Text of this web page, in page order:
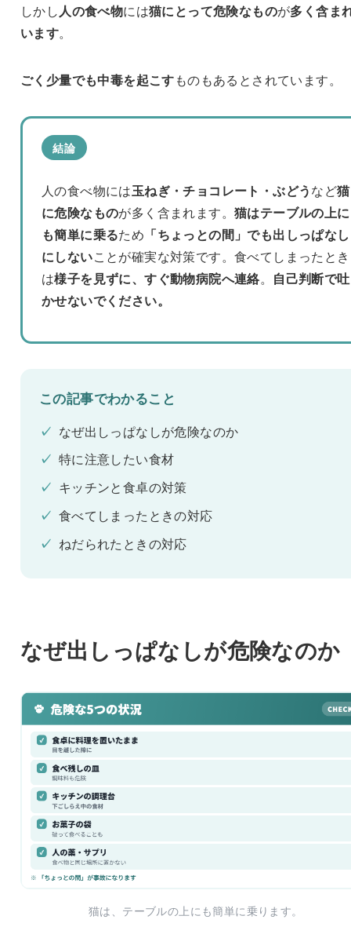
しかし 人の食べ物には猫にとって危険なものが多く含ま
います。
ごく少量でも中毒を起こすものもあるとされています。
結論
人の食べ物には玉ねぎ・チョコレート・ぶどうなど猫
に危険なものが多く含まれます。 猫はテーブルの上に
も簡単に乗るため 「ちょっとの間」でも出しっぱなし
にしないことが確実な対策です。食べてしまったとき
は様子を見ずに、すぐ動物病院へ連絡。 自己判断で吐
かせないでください。
この記事でわかること
✓ なぜ出しっぱなしが危険なのか
✓ 特に注意したい食材
✓ キッチンと食卓の対策
✓ 食べてしまったときの対応
✓ ねだられたときの対応
なぜ出しっぱなしが危険なのか
猫は、テーブルの上にも簡単に乗ります。